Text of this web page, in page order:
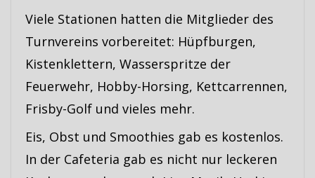
Viele Stationen hatten die Mitglieder des
Turnvereins vorbereitet: Hüpfburgen,
Kistenklettern, Wasserspritze der
Feuerwehr, Hobby-Horsing, Kettcarrennen,
Frisby-Golf und vieles mehr.
Eis, Obst und Smoothies gab es kostenlos.
In der Cafeteria gab es nicht nur leckeren